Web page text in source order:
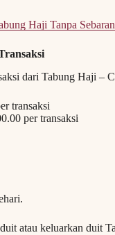
Haji Tanpa
dari Tabung Haji –
transaksi
per transaksi
atau keluarkan duit